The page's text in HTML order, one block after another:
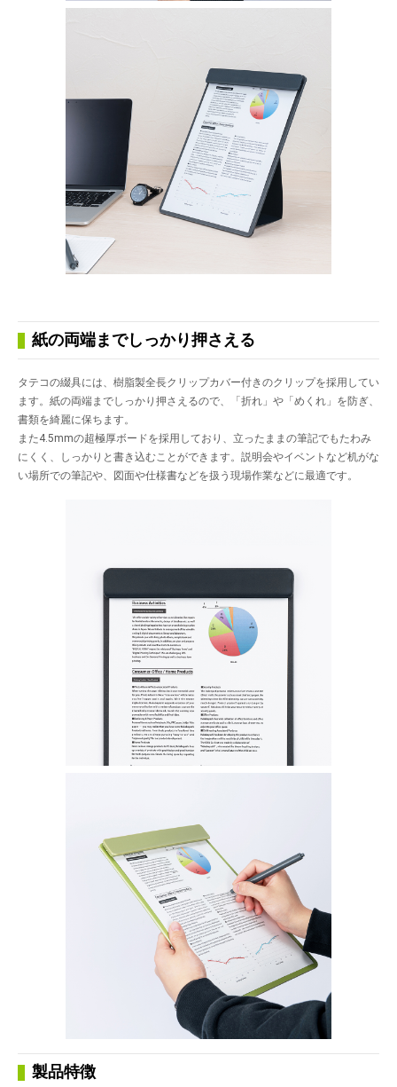
紙の両端までしっかり押さえる
タテコの綴具には、樹脂製全長クリップカバー付きのクリップを採用してい
ます。紙の両端までしっかり押さえるので、「折れ」や「めくれ」を防ぎ、
書類を綺麗に保ちます。
また4.5mmの超極厚ボードを採用しており、立ったままの筆記でもたわみ
にくく、しっかりと書き込むことができます。説明会やイベントなど机がな
い場所での筆記や、図面や仕様書などを扱う現場作業などに最適です。
製品特徴